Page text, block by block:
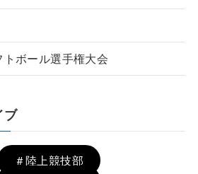
ボール選手権大会
ブ
＃陸上競技部